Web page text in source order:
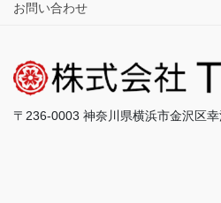
お問い合わせ
〒236-0003 神奈川県横浜市金沢区